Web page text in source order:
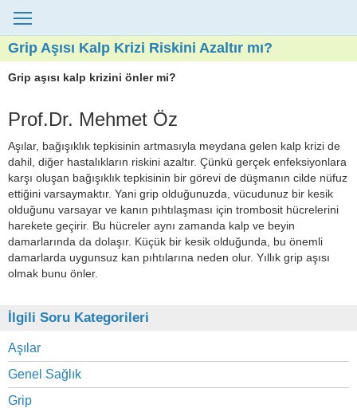
Grip Aşısı Kalp Krizi Riskini Azaltır mı?
Grip aşısı kalp krizini önler mi?
Prof.Dr. Mehmet Öz
Aşılar, bağışıklık tepkisinin artmasıyla meydana gelen kalp krizi de
dahil, diğer hastalıkların riskini azaltır. Çünkü gerçek enfeksiyonlara
karşı oluşan bağışıklık tepkisinin bir görevi de düşmanın cilde nüfuz
ettiğini varsaymaktır. Yani grip olduğunuzda, vücudunuz bir kesik
olduğunu varsayar ve kanın pıhtılaşması için trombosit hücrelerini
harekete geçirir. Bu hücreler aynı zamanda kalp ve beyin
damarlarında da dolaşır. Küçük bir kesik olduğunda, bu önemli
damarlarda uygunsuz kan pıhtılarına neden olur. Yıllık grip aşısı
olmak bunu önler.
İlgili Soru Kategorileri
Aşılar
Genel Sağlık
Grip